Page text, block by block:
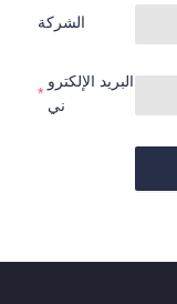
الشركة
البريد الإلكترو
ني